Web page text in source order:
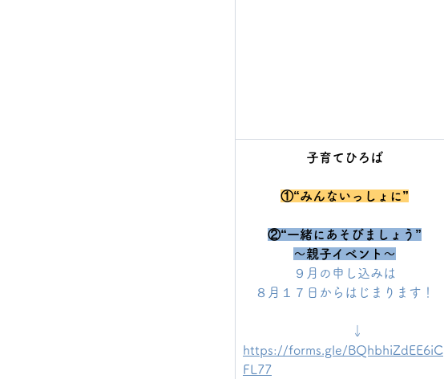
子育てひろば
①“みんないっしょに”
②“一緒にあそびましょう”
〜親子イベント〜
９月の申し込みは
８月１７日からはじまります！
  ↓
https://forms.gle/BQhbhiZdEE6iC
FL77